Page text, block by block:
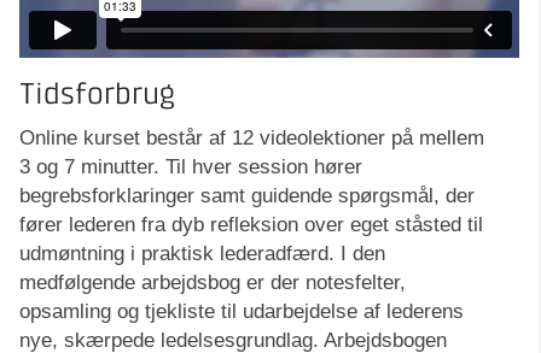
Tidsforbrug
Online kurset består af 12 videolektioner på mellem
3 og 7 minutter. Til hver session hører
begrebsforklaringer samt guidende spørgsmål, der
fører lederen fra dyb refleksion over eget ståsted til
udmøntning i praktisk lederadfærd. I den
medfølgende arbejdsbog er der notesfelter,
opsamling og tjekliste til udarbejdelse af lederens
nye, skærpede ledelsesgrundlag. Arbejdsbogen